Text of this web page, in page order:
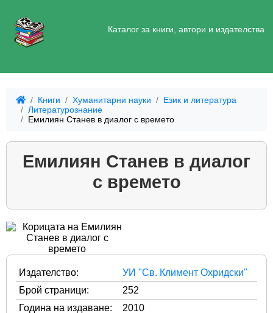
Каталог за книги, автори и издателства
Книги Хуманитарни науки
Език и литература
Литературознание
Емилиян Станев в диалог с времето
Емилиян Станев в диалог
с времето
Издателство:
УИ "Св. Климент Охридски"
Брой страници:
252
Година на издаване:
2010